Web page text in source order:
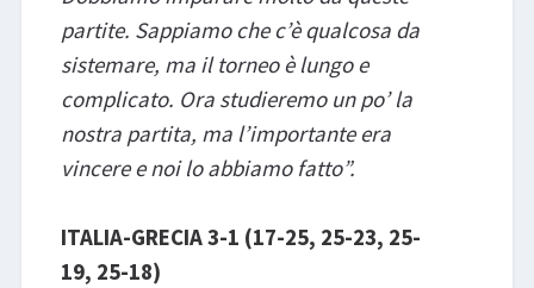
partite. Sappiamo che c’è qualcosa da
sistemare, ma il torneo è lungo e
complicato. Ora studieremo un po’ la
nostra partita, ma l’importante era
vincere e noi lo abbiamo fatto”.
ITALIA-GRECIA 3-1 (17-25, 25-23, 25-
19, 25-18)